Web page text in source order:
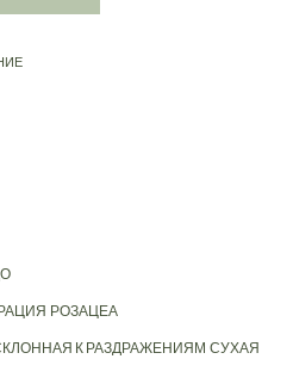
РОЗАЦЕА
К РАЗДРАЖЕНИЯМ СУХАЯ